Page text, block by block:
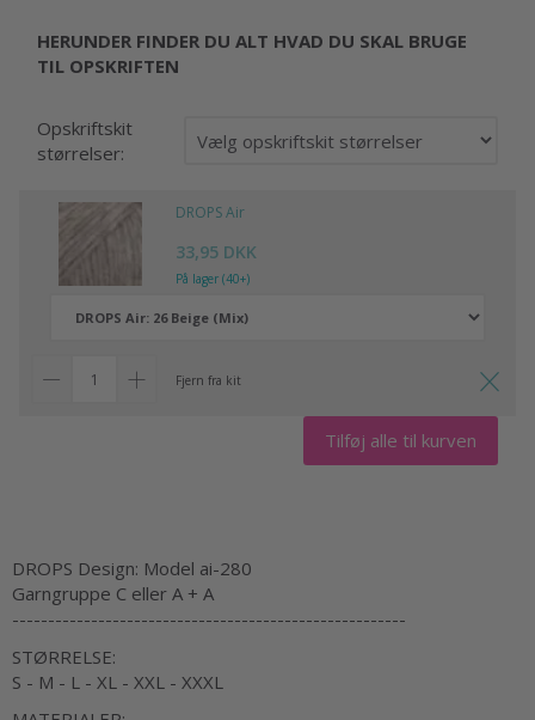
HERUNDER FINDER DU ALT HVAD DU SKAL BRUGE
TIL OPSKRIFTEN
Opskriftskit
størrelser:
DROPS Air
33,95 DKK
På lager (40+)
Fjern fra kit
Tilføj alle til kurven
DROPS Design: Model ai-280
Garngruppe C eller A + A
-------------------------------------------------------
STØRRELSE:
S - M - L - XL - XXL - XXXL